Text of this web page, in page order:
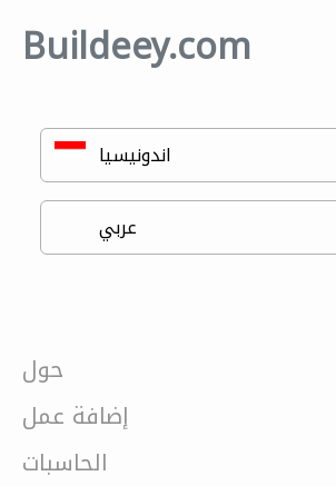
Buildeey.com
حول
إضافة عمل
الحاسبات